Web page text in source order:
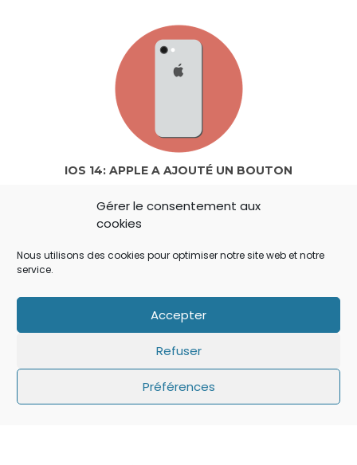
Gérer le consentement aux
cookies
Nous utilisons des cookies pour optimiser notre site web et notre
service.
Accepter
Refuser
Préférences
IOS 14: APPLE A AJOUTÉ UN BOUTON
IOS: QUE FAIRE SI LE MINUTEUR NE S’AFFICHE